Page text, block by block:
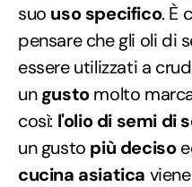
suo uso specifico. È
pensare che gli oli di
essere utilizzati a
ungustomolto
così: l'olio di semi di
un gusto più deciso
cucina asiatica